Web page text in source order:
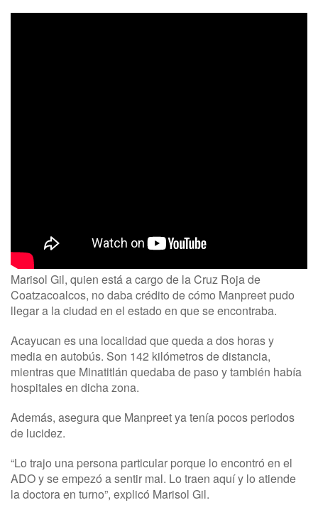
Marisol Gil, quien está a cargo de la Cruz Roja de
Coatzacoalcos, no daba crédito de cómo Manpreet pudo
llegar a la ciudad en el estado en que se encontraba.
Acayucan es una localidad que queda a dos horas y
media en autobús. Son 142 kilómetros de distancia,
mientras que Minatitlán quedaba de paso y también había
hospitales en dicha zona.
Además, asegura que Manpreet ya tenía pocos periodos
de lucidez.
“Lo trajo una persona particular porque lo encontró en el
ADO y se empezó a sentir mal. Lo traen aquí y lo atiende
la doctora en turno”, explicó Marisol Gil.